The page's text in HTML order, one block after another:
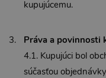
kupujúcemu.
Práva a povinnosti
4.1. Kupujúci bol
súčasťou